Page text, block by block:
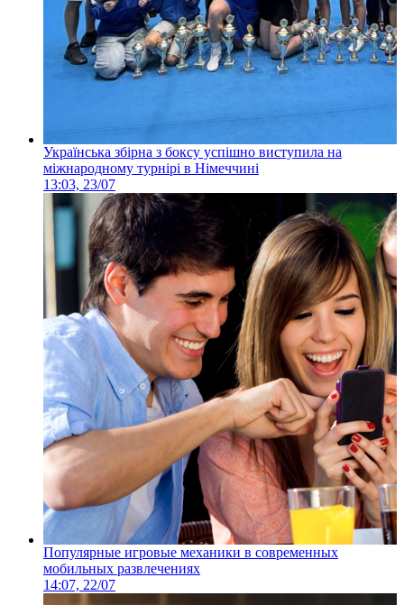
Українська збірна з боксу успішно виступила на
міжнародному турнірі в Німеччині
13:03, 23/07
Популярные игровые механики в современных
мобильных развлечениях
14:07, 22/07